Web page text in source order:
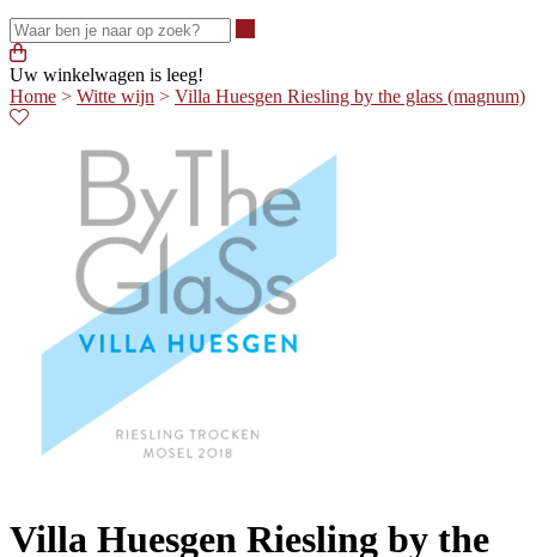
Uw winkelwagen is leeg!
Home > Witte wijn > Villa Huesgen Riesling by the glass (magnum)
Villa Huesgen Riesling by the